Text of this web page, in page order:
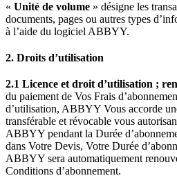
« Unité de volume » désigne les
documents, pages ou autres types
à l’aide du logiciel ABBYY.
2. Droits d’utilisation
2.1 Licence et droit d’utilisation ;
du paiement de Vos Frais
d’utilisation, ABBYY Vous accorde
transférable et révocable vous
ABBYY pendant la Durée
dans Votre Devis, Votre Durée
ABBYY sera automatiquement
Conditions d’abonnement.